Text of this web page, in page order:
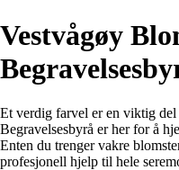
Vestvågøy
Et verdig farvel er en viktig
Begravelsesbyrå er her for å
Enten du trenger vakre
profesjonell hjelp til hele